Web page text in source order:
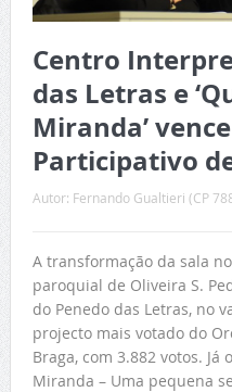
Centro
das Letras e
Miranda’
Participativo
Autor: Fernando Gualtieri (CP
A transformação da sala
paroquial de Oliveira S.
do Penedo das Letras, no
projecto mais votado do
Braga, com 3.882 votos. Já
Miranda – Uma pequena